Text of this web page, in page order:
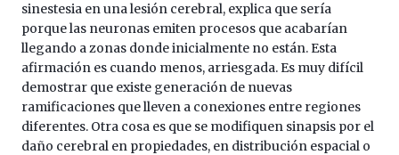
sinestesia en una lesión cerebral, explica que sería
porque las neuronas emiten procesos que acabarían
llegando a zonas donde inicialmente no están. Esta
afirmación es cuando menos, arriesgada. Es muy difícil
demostrar que existe generación de nuevas
ramificaciones que lleven a conexiones entre regiones
diferentes. Otra cosa es que se modifiquen sinapsis por el
daño cerebral en propiedades, en distribución espacial o